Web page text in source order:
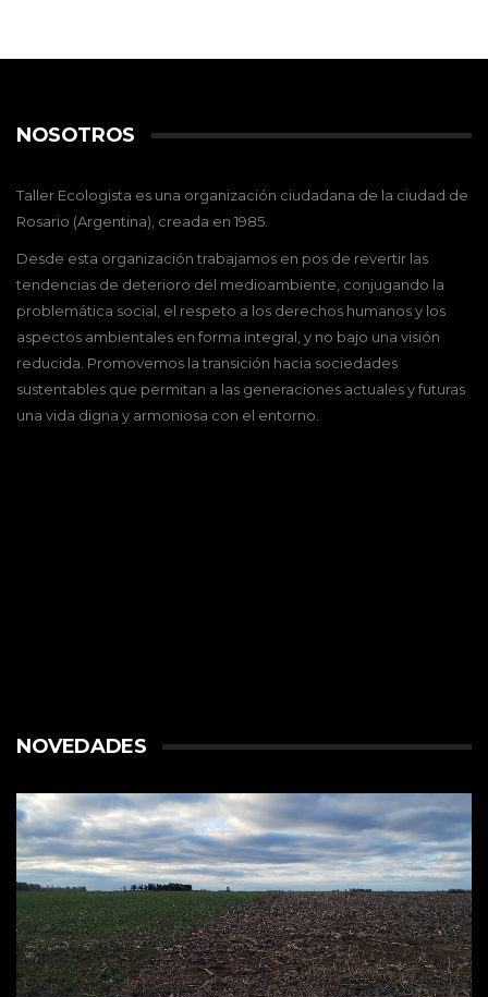
NOSOTROS
Taller Ecologista es una organización ciudadana de la ciudad de
Rosario (Argentina), creada en 1985.
Desde esta organización trabajamos en pos de revertir las
tendencias de deterioro del medioambiente, conjugando la
problemática social, el respeto a los derechos humanos y los
aspectos ambientales en forma integral, y no bajo una visión
reducida. Promovemos la transición hacia sociedades
sustentables que permitan a las generaciones actuales y futuras
una vida digna y armoniosa con el entorno.
NOVEDADES